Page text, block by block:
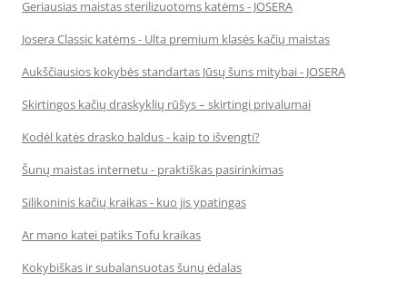
Geriausias maistas sterilizuotoms katėms - JOSERA
Josera Classic katėms - Ulta premium klasės kačių maistas
Aukščiausios kokybės standartas Jūsų šuns mitybai - JOSERA
Skirtingos kačių draskyklių rūšys – skirtingi privalumai
Kodėl katės drasko baldus - kaip to išvengti?
Šunų maistas internetu - praktiškas pasirinkimas
Silikoninis kačių kraikas - kuo jis ypatingas
Ar mano katei patiks Tofu kraikas
Kokybiškas ir subalansuotas šunų ėdalas